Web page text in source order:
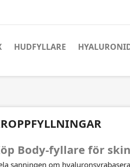
HUDFYLLARE
Body-fyllare för
sanningen om